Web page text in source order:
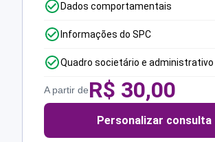
Dados comportamentais
Informações do SPC
Quadro societário e administrativo
A partir deR$ 30,00
Personalizar consulta